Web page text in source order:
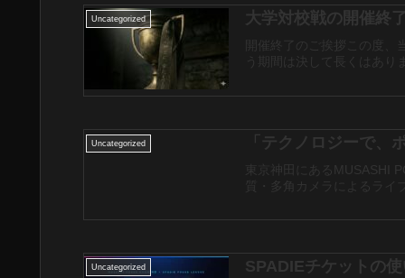
Uncategorized
開催終了のご挨拶この度
う期間は決して長くはあ
Uncategorized 「テクノロジーで、
東京神田にあるMUSASHI
質・多角カメラによるラ
Uncategorized SPADIEチケットの